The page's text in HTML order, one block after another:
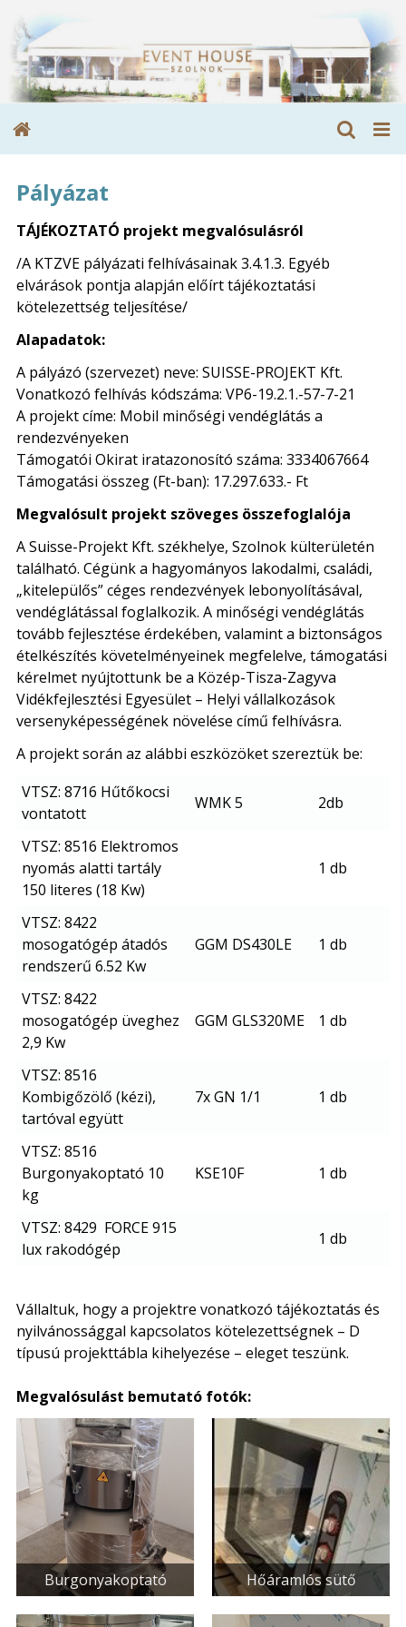
Pályázat
TÁJÉKOZTATÓ projekt megvalósulásról
/A KTZVE pályázati felhívásainak 3.4.1.3. Egyéb
elvárások pontja alapján előírt tájékoztatási
kötelezettség teljesítése/
Alapadatok:
A pályázó (szervezet) neve: SUISSE-PROJEKT Kft.
Vonatkozó felhívás kódszáma: VP6-19.2.1.-57-7-21
A projekt címe: Mobil minőségi vendéglátás a
rendezvényeken
Támogatói Okirat iratazonosító száma: 3334067664
Támogatási összeg (Ft-ban): 17.297.633.- Ft
Megvalósult projekt szöveges összefoglalója
A Suisse-Projekt Kft. székhelye, Szolnok külterületén
található. Cégünk a hagyományos lakodalmi, családi,
„kitelepülős” céges rendezvények lebonyolításával,
vendéglátással foglalkozik. A minőségi vendéglátás
tovább fejlesztése érdekében, valamint a biztonságos
ételkészítés követelményeinek megfelelve, támogatási
kérelmet nyújtottunk be a Közép-Tisza-Zagyva
Vidékfejlesztési Egyesület – Helyi vállalkozások
versenyképességének növelése című felhívásra.
A projekt során az alábbi eszközöket szereztük be:
VTSZ: 8716 Hűtőkocsi
vontatott
WMK 5 2db
VTSZ: 8516 Elektromos
nyomás alatti tartály
150 literes (18 Kw)
1 db
VTSZ: 8422
mosogatógép átadós
rendszerű 6.52 Kw
GGM DS430LE 1 db
VTSZ: 8422
mosogatógép üveghez
2,9 Kw
GGM GLS320ME 1 db
VTSZ: 8516
Kombigőzölő (kézi),
tartóval együtt
7x GN 1/1 1 db
VTSZ: 8516
Burgonyakoptató 10
kg
KSE10F 1 db
VTSZ: 8429 FORCE 915
lux rakodógép
1 db
Vállaltuk, hogy a projektre vonatkozó tájékoztatás és
nyilvánossággal kapcsolatos kötelezettségnek – D
típusú projekttábla kihelyezése – eleget teszünk.
Megvalósulást bemutató fotók:
Burgonyakoptató Hőáramlós sütő